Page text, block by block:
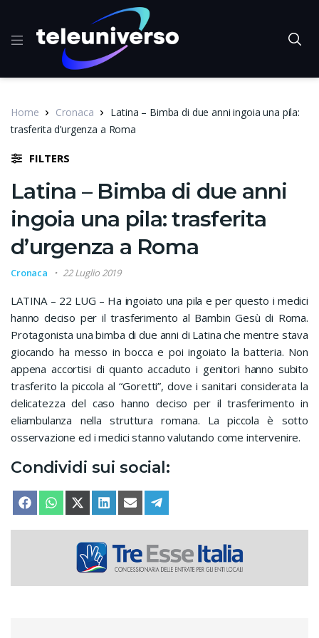
Home Cronaca
Latina – Bimba di due anni ingoia una pila:
trasferita d’urgenza a Roma
FILTERS
Latina – Bimba di due anni
ingoia una pila: trasferita
d’urgenza a Roma
Cronaca 22 Luglio 2019
LATINA – 22 LUG – Ha ingoiato una pila e per questo i medici
hanno deciso per il trasferimento al Bambin Gesù di Roma.
Protagonista una bimba di due anni di Latina che mentre stava
giocando ha messo in bocca e poi ingoiato la batteria. Non
appena accortisi di quanto accaduto i genitori hanno subito
trasferito la piccola al “Goretti”, dove i sanitari considerata la
delicatezza del caso hanno deciso per il trasferimento in
eliambulanza nella struttura romana. La piccola è sotto
osservazione ed i medici stanno valutando come intervenire.
Condividi sui social:
SHARE ON
FACEBOOKSHARE ON
WHATSAPPSHARE ON
X (TWITTER)
SHARE ON
LINKEDINSHARE ON
EMAIL